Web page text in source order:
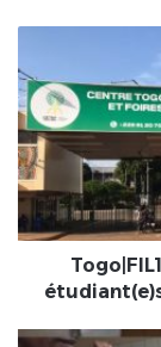
Le
Groupe
RMO
recrute
des
étudiant(e)s
pour
compte
CETEF-
Togo